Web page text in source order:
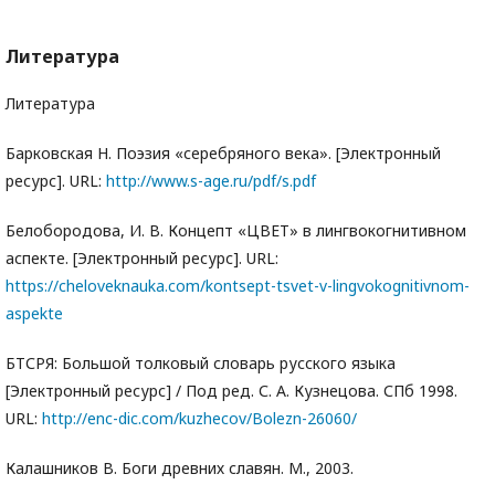
Литература
Литература
Барковская Н. Поэзия «серебряного века». [Электронный
ресурс]. URL: http://www.s-age.ru/pdf/s.pdf
Белобородова, И. В. Концепт «ЦВЕТ» в лингвокогнитивном
аспекте. [Электронный ресурс]. URL:
https://cheloveknauka.com/kontsept-tsvet-v-lingvokognitivnom-
aspekte
БТСРЯ: Большой толковый словарь русского языка
[Электронный ресурс] / Под ред. С. А. Кузнецова. СПб 1998.
URL: http://enc-dic.com/kuzhecov/Bolezn-26060/
Калашников В. Боги древних славян. М., 2003.